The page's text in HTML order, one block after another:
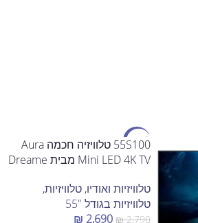
מבצע
55S100 טלוויזיה חכמה Aura
Mini LED 4K TV מבית Dreame
טלוויזיות ואודיו, טלוויזיות,
טלוויזיות בגודל "55
₪2,790
₪ 2,690